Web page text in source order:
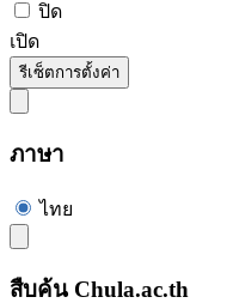
ปิด
เปิด
รีเซ็ตการตั้งค่า
ภาษา
ไทย
สืบค้น Chula.ac.th